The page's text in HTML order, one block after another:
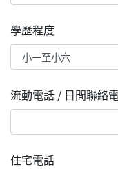
學歷程度
流動電話 / 日間聯絡
住宅電話